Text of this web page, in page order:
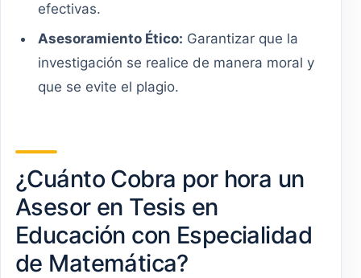
efectivas.
Asesoramiento Ético: Garantizar que la
investigación se realice de manera moral y
que se evite el plagio.
¿Cuánto Cobra por hora un
Asesor en Tesis en
Educación con Especialidad
de Matemática?